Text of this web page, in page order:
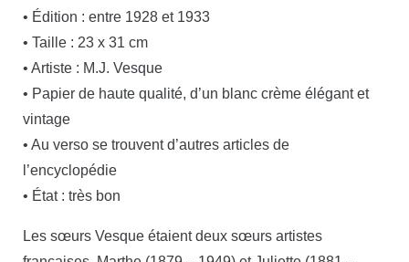
• Édition : entre 1928 et 1933
• Taille : 23 x 31 cm
• Artiste : M.J. Vesque
• Papier de haute qualité, d’un blanc crème élégant et
vintage
• Au verso se trouvent d’autres articles de
l’encyclopédie
• État : très bon
Les sœurs Vesque étaient deux sœurs artistes